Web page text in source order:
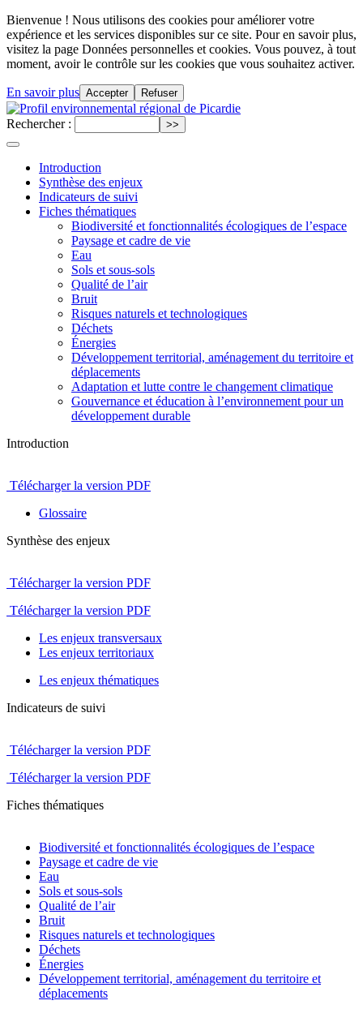
Bienvenue ! Nous utilisons des cookies pour améliorer votre
expérience et les services disponibles sur ce site. Pour en savoir plus,
visitez la page Données personnelles et cookies. Vous pouvez, à tout
moment, avoir le contrôle sur les cookies que vous souhaitez activer.
En savoir plus Accepter Refuser
Rechercher :
Introduction
Synthèse des enjeux
Indicateurs de suivi
Fiches thématiques
Biodiversité et fonctionnalités écologiques de l’espace
Paysage et cadre de vie
Eau
Sols et sous-sols
Qualité de l’air
Bruit
Risques naturels et technologiques
Déchets
Énergies
Développement territorial, aménagement du territoire et
déplacements
Adaptation et lutte contre le changement climatique
Gouvernance et éducation à l’environnement pour un
développement durable
Introduction
Télécharger la version PDF
Glossaire
Synthèse des enjeux
Télécharger la version PDF
Télécharger la version PDF
Les enjeux transversaux
Les enjeux territoriaux
Les enjeux thématiques
Indicateurs de suivi
Télécharger la version PDF
Télécharger la version PDF
Fiches thématiques
Biodiversité et fonctionnalités écologiques de l’espace
Paysage et cadre de vie
Eau
Sols et sous-sols
Qualité de l’air
Bruit
Risques naturels et technologiques
Déchets
Énergies
Développement territorial, aménagement du territoire et
déplacements